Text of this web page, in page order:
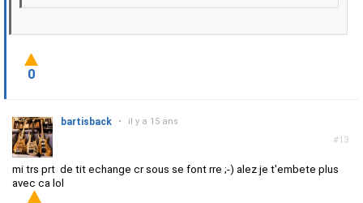
0
#13
bartisback • il y a 15 ans
mi trs prt de tit echange cr sous se font rre ;-) alez je t'embete plus
avec ca lol